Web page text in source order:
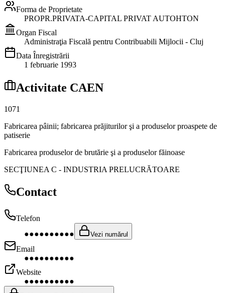
Forma de Proprietate
PROPR.PRIVATA-CAPITAL PRIVAT AUTOHTON
Organ Fiscal
Administraţia Fiscală pentru Contribuabili Mijlocii - Cluj
Data Înregistrării
1 februarie 1993
Activitate CAEN
1071
Fabricarea pâinii; fabricarea prăjiturilor şi a produselor proaspete de
patiserie
Fabricarea produselor de brutărie şi a produselor făinoase
SECŢIUNEA C - INDUSTRIA PRELUCRĂTOARE
Contact
Telefon
●●●●●●●●●●
Vezi numărul
Email
●●●●●●●●●●
Website
●●●●●●●●●●